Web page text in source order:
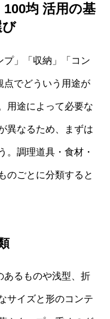
均 活用の基
び
プ」「収納」「コン
点でどういう用途が
用途によって必要な
異なるため、まずは
。調理道具・食材・
のごとに分類すると
あるものや浅型、折
サイズと形のコンテ